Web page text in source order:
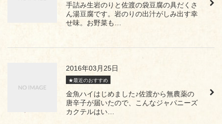
手詰み生岩のりと佐渡の袋豆腐の具だくさ
ん湯豆腐です。岩のりの出汁がしみ出す幸
せ味。お野菜も…
2016年03月25日
★最近のおすすめ
金魚ハイはじめました♪佐渡から無農薬の
唐辛子が届いたので、こんなジャパニーズ
カクテルはい…